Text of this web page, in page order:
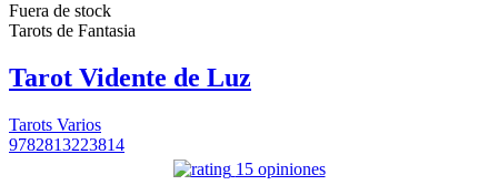
Fuera de stock
Tarots de Fantasia
Tarot Vidente de Luz
Tarots Varios
9782813223814
15 opiniones